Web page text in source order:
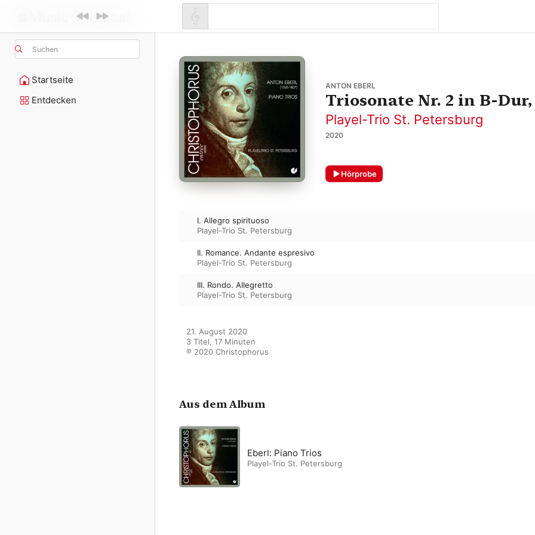
Suchen
Startseite
Entdecken
ANTON EBERL
Triosonate Nr. 2 in B-Dur,
Playel-Trio St. Petersburg
2020
Hörprobe
I. Allegro spirituoso
Playel-Trio St. Petersburg
II. Romance. Andante espresivo
Playel-Trio St. Petersburg
III. Rondo. Allegretto
Playel-Trio St. Petersburg
21. August 2020
3 Titel, 17 Minuten
℗ 2020 Christophorus
Aus dem Album
Eberl: Piano Trios
Playel-Trio St. Petersburg